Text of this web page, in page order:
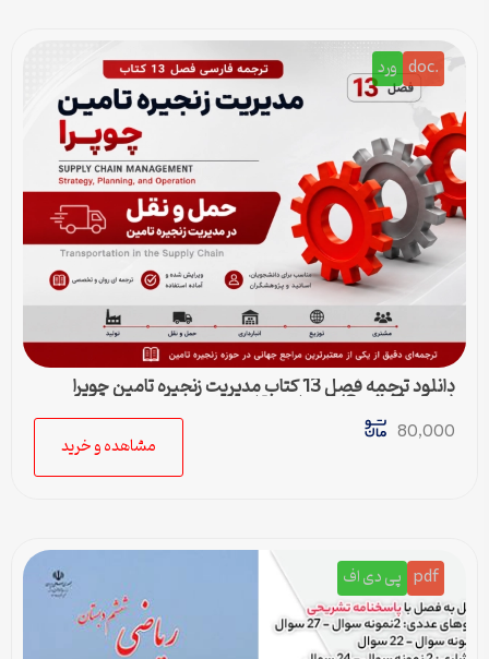
.doc ورد
دانلود ترجمه فصل 13 کتاب مدیریت زنجیره تامین چوپرا
(Sunil Chopra) | حمل و نقل در زنجیره تامین
80,000
مشاهده و خرید
pdf پی دی اف